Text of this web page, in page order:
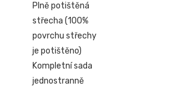
Plně potištěná
střecha (100%
povrchu střechy
je potištěno)
Kompletní sada
jednostranně